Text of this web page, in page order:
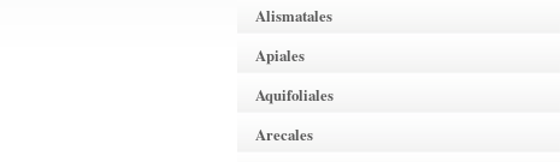
Alismatales
Apiales
Aquifoliales
Arecales